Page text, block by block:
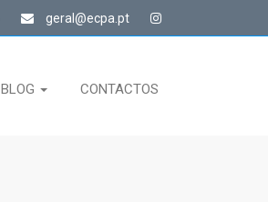
geral@ecpa.pt
BLOG CONTACTOS